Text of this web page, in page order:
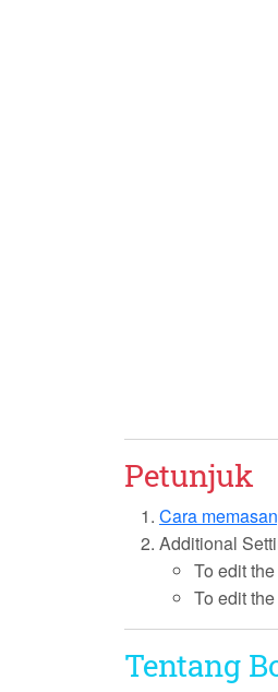
Petunjuk
Cara
Additional
To edit
To edit
Tentang